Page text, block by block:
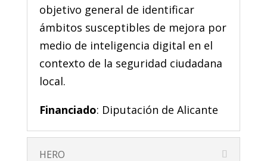
objetivo general de identificar
ámbitos susceptibles de mejora por
medio de inteligencia digital en el
contexto de la seguridad ciudadana
local.
Financiado: Diputación de Alicante
HERO